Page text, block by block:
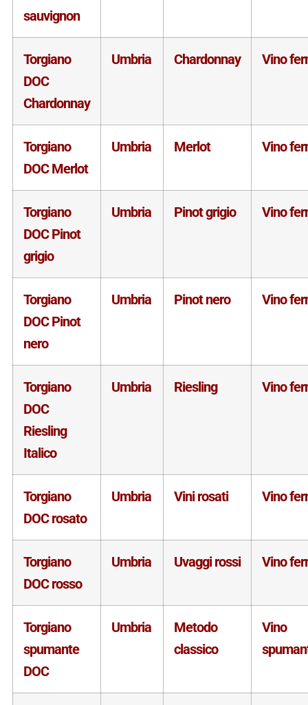
sauvignon
Torgiano
DOC
Chardonnay
Umbria Chardonnay Vino
Torgiano
DOC Merlot
Umbria Merlot Vino
Torgiano
DOC Pinot
grigio
Umbria Pinot grigio Vino
Torgiano
DOC Pinot
nero
Umbria Pinot nero Vino
Torgiano
DOC
Riesling
Italico
Umbria Riesling Vino
Torgiano
DOC rosato
Umbria Vini rosati Vino
Torgiano
DOC rosso
Umbria Uvaggi rossi Vino
Torgiano
spumante
DOC
Umbria
Metodo
classico
Vino